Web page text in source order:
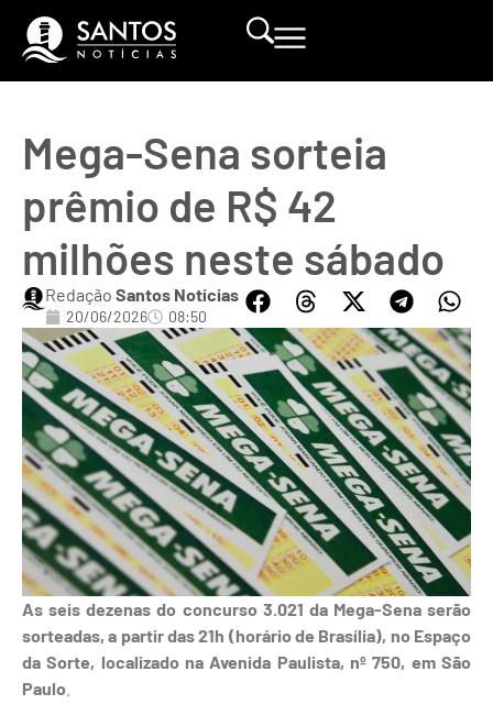
Mega-Sena sorteia
prêmio de R$ 42
milhões neste sábado
Redação Santos Notícias
20/06/2026 08:50
As seis dezenas do concurso 3.021 da Mega-Sena serão
sorteadas, a partir das 21h (horário de Brasília), no Espaço
da Sorte, localizado na Avenida Paulista, nº 750, em São
Paulo